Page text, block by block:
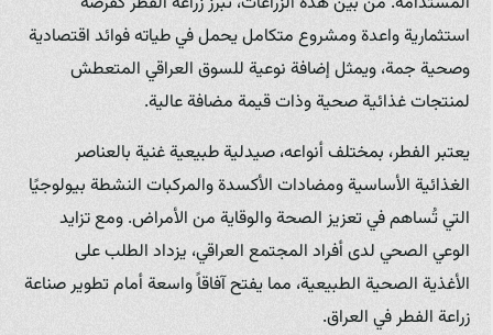
استثمارية واعدة ومشروع متكامل يحمل في طياته فوائد اقتصادية
وصحية جمة، ويمثل إضافة نوعية للسوق العراقي المتعطش
لمنتجات غذائية صحية وذات قيمة مضافة عالية.
يعتبر الفطر، بمختلف أنواعه، صيدلية طبيعية غنية بالعناصر
الغذائية الأساسية ومضادات الأكسدة والمركبات النشطة بيولوجيًا
التي تُساهم في تعزيز الصحة والوقاية من الأمراض. ومع تزايد
الوعي الصحي لدى أفراد المجتمع العراقي، يزداد الطلب على
الأغذية الصحية الطبيعية، مما يفتح آفاقاً واسعة أمام تطوير صناعة
زراعة الفطر في العراق.